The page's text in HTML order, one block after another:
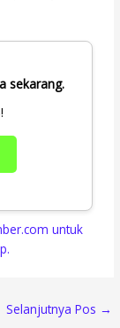
sekarang.
untuk
Selanjutnya Pos →